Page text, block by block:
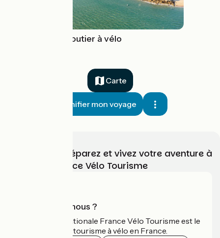
L'Île de Noirmoutier à vélo
Carte
Planifier mon voyage
Choisissez, préparez et vivez votre aventure à
vélo avec France Vélo Tourisme
Qui sommes-nous ?
L'association nationale France Vélo Tourisme est le
guide officiel du tourisme à vélo en France.